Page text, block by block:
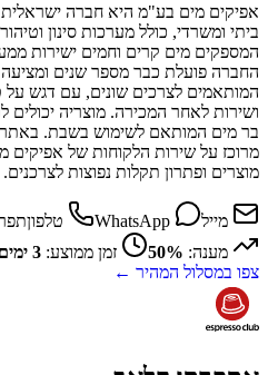
אפיקים מים בע"מ היא חברה
ביתי ומשרדי, כולל מערכות סינון
המספקים מים קרים וחמים ישירות
החברה פועלת כבר מספר שנים ומציעה
המותאמים לצרכים שונים, עם דגש על
ושירות לאחר המכירה. מוצריה יכולים
בר מים המותאם לשימוש בשבת. באתר
מרוכז על שירות הלקוחות של אפיקים
מוצרים ופתרון תקלות נפוצות לצרכנים.
מייל טלפון
מענה: 50% זמן ממוצע: 3 ימים
צפו במסלול המהיר ←